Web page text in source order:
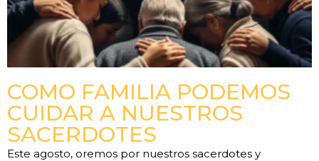
COMO FAMILIA PODEMOS
CUIDAR A NUESTROS
SACERDOTES
Este agosto, oremos por nuestros sacerdotes y